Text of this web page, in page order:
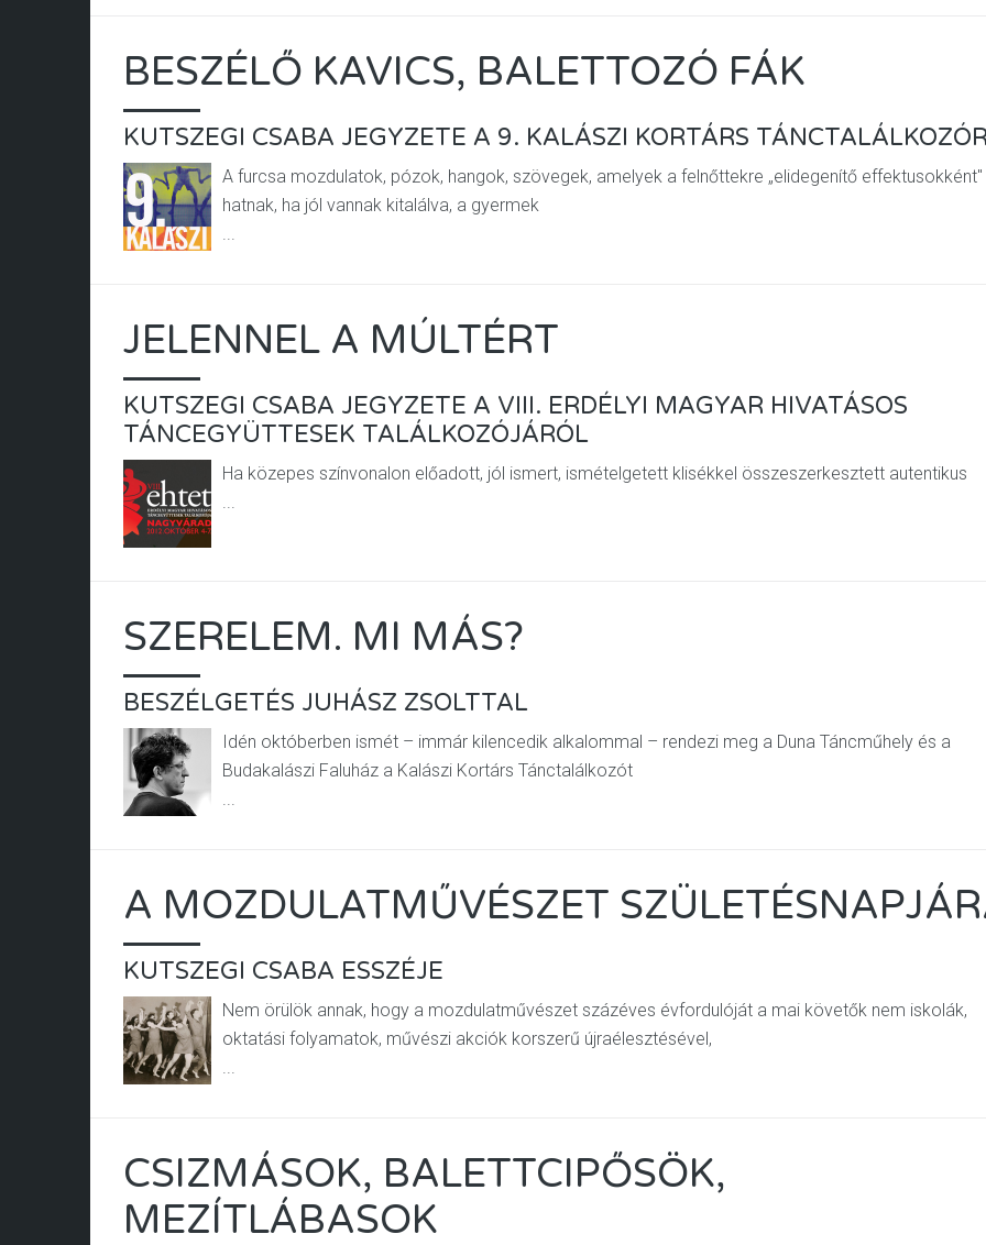
BESZÉLŐ KAVICS, BALETTOZÓ FÁK
KUTSZEGI CSABA JEGYZETE A 9. KALÁSZI KORTÁRS
A furcsa mozdulatok, pózok, hangok, szövegek, amelyek a felnőttekre „elidegenítő effektusokként"
hatnak, ha jól vannak kitalálva, a gyermek
...
JELENNEL A MÚLTÉRT
KUTSZEGI CSABA JEGYZETE A VIII. ERDÉLYI MAGYAR HIVATÁSOS
TÁNCEGYÜTTESEK TALÁLKOZÓJÁRÓL
Ha közepes színvonalon előadott, jól ismert, ismételgetett klisékkel összeszerkesztett autentikus
...
SZERELEM. MI MÁS?
BESZÉLGETÉS JUHÁSZ ZSOLTTAL
Idén októberben ismét – immár kilencedik alkalommal – rendezi meg a Duna Táncműhely és a
Budakalászi Faluház a Kalászi Kortárs Tánctalálkozót
...
A MOZDULATMŰVÉSZET
KUTSZEGI CSABA ESSZÉJE
Nem örülök annak, hogy a mozdulatművészet százéves évfordulóját a mai követők nem iskolák,
oktatási folyamatok, művészi akciók korszerű újraélesztésével,
...
CSIZMÁSOK, BALETTCIPŐSÖK,
MEZÍTLÁBASOK